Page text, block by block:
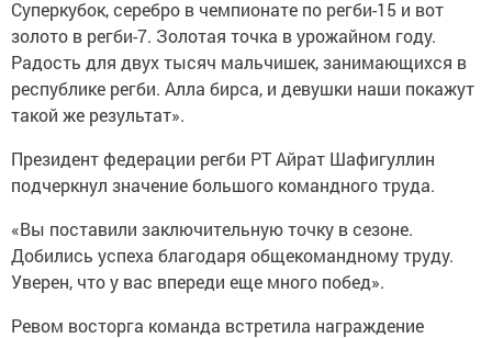
Суперкубок, серебро в чемпионате по регби-15 и вот
золото в регби-7. Золотая точка в урожайном году.
Радость для двух тысяч мальчишек, занимающихся в
республике регби. Алла бирса, и девушки наши покажут
такой же результат».
Президент федерации регби РТ Айрат Шафигуллин
подчеркнул значение большого командного труда.
«Вы поставили заключительную точку в сезоне.
Добились успеха благодаря общекомандному труду.
Уверен, что у вас впереди еще много побед».
Ревом восторга команда встретила награждение